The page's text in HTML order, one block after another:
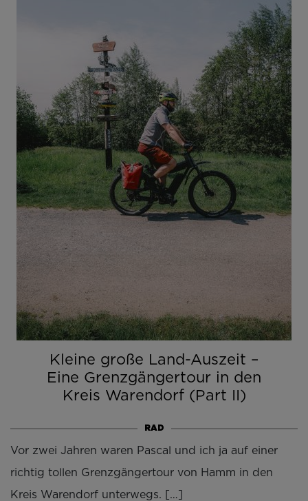
Kleine große Land-Auszeit –
Eine Grenzgängertour in den
Kreis Warendorf (Part II)
RAD
Vor zwei Jahren waren Pascal und ich ja auf einer
richtig tollen Grenzgängertour von Hamm in den
Kreis Warendorf unterwegs. […]